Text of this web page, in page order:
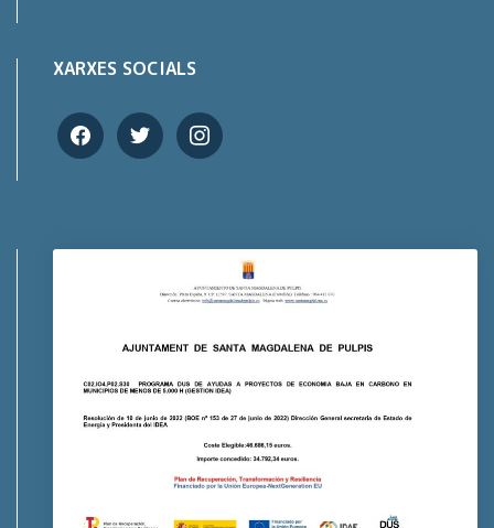
XARXES SOCIALS
facebooktwitter instagram